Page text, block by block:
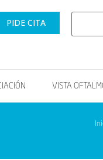
PIDE CITA
VISTA